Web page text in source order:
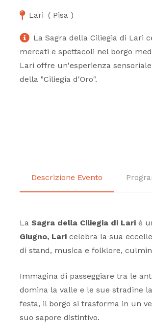
Lari ( Pisa )
La Sagra della Ciliegia di Lari
mercati e spettacoli nel borgo
Lari offre un'esperienza
della "Ciliegia d'Oro".
Descrizione Evento
La Sagra della Ciliegia di Lari è
Giugno, Lari celebra la sua
di stand, musica e folklore,
Immagina di passeggiare tra le
domina la valle e le sue stradine
festa, il borgo si trasforma in un
suo sapore distintivo.